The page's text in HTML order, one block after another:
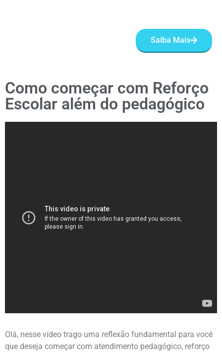
Como começar com Reforço
Escolar além do pedagógico
Olá, nesse vídeo trago uma reflexão fundamental para você
que deseja começar com atendimento pedagógico, reforço
Saiba Mais